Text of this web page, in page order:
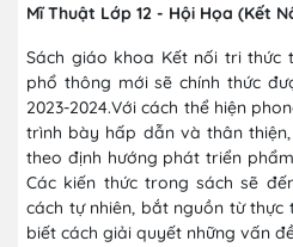
Mĩ Thuật Lớp 12 - Hội Họa (Kết
Sách giáo khoa Kết nối tri thức
phổ thông mới sẽ chính thức
2023-2024.Với cách thể hiện
trình bày hấp dẫn và thân
theo định hướng phát triển
Các kiến thức trong sách sẽ
cách tự nhiên, bắt nguồn từ
biết cách giải quyết những vấn